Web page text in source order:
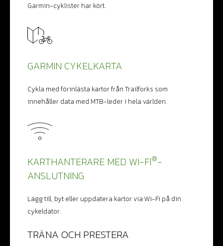
Garmin-cyklister har kört.
GARMIN CYKELKARTA
Cykla med förinlästa kartor från Trailforks som
innehåller data med MTB-leder i hela världen.
KARTHANTERARE MED WI-FI®-
ANSLUTNING
Lägg till, byt eller uppdatera kartor via Wi-Fi på din
cykeldator.
TRÄNA OCH PRESTERA